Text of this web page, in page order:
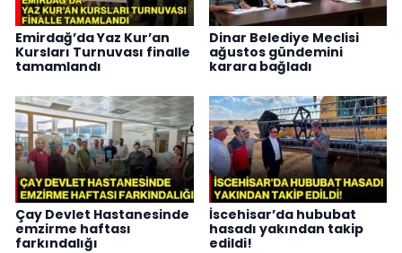
Emirdağ’da Yaz Kur’an
Kursları Turnuvası finalle
tamamlandı
Dinar Belediye Meclisi
ağustos gündemini
karara bağladı
Çay Devlet Hastanesinde
emzirme haftası
farkındalığı
İscehisar’da hububat
hasadı yakından takip
edildi!